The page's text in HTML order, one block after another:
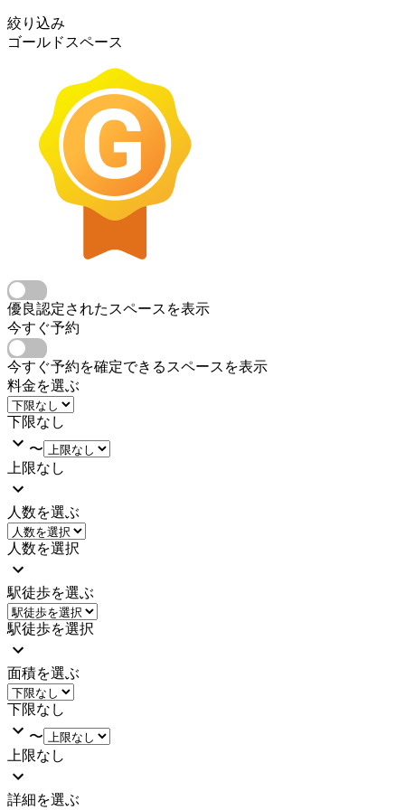
絞り込み
ゴールドスペース
優良認定されたスペースを表示
今すぐ予約
今すぐ予約を確定できるスペースを表示
料金を選ぶ
下限なし
〜
上限なし
人数を選ぶ
人数を選択
駅徒歩を選ぶ
駅徒歩を選択
面積を選ぶ
下限なし
〜
上限なし
詳細を選ぶ